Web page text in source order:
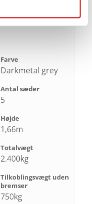
Farve
Darkmetal grey
Antal sæder
5
Højde
1,66m
Totalvægt
2.400kg
Tilkoblingsvægt uden
bremser
750kg